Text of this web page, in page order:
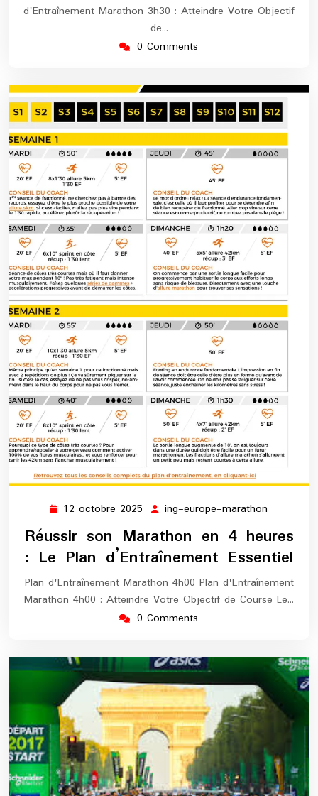
d'Entraînement Marathon 3h30 : Atteindre Votre Objectif
de…
0 Comments
12 octobre 2025 12
octobre
2025
ing-europe-marathon
marathon
Réussir son Marathon en 4 heures
: Le Plan d’Entraînement Essentiel
Plan d'Entraînement Marathon 4h00 Plan d'Entraînement
Marathon 4h00 : Atteindre Votre Objectif de Course Le…
0 Comments